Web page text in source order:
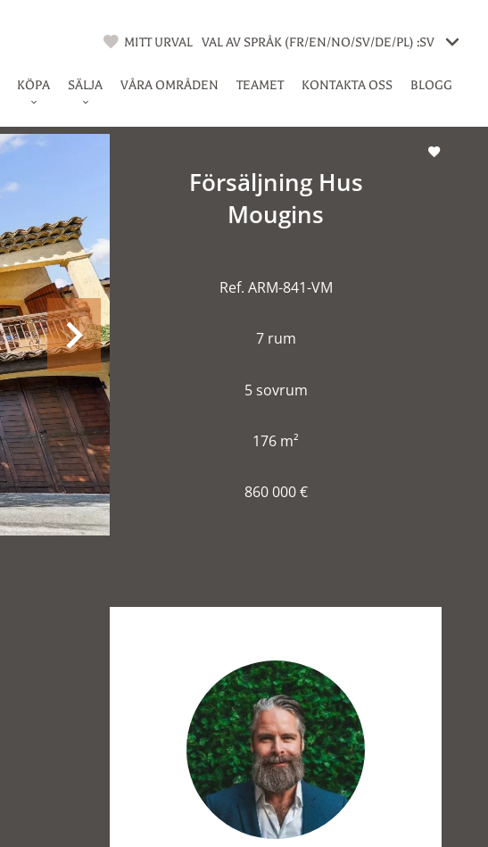
MITT URVAL VAL AV SPRÅK (FR/EN/NO/SV/DE/PL) :SV
KÖPA SÄLJA VÅRA OMRÅDEN TEAMET KONTAKTA OSS BLOGG
Försäljning Hus
Mougins
Ref. ARM-841-VM
7 rum
5 sovrum
176 m²
860 000 €